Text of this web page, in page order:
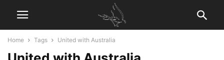
Home Tags United with Australia